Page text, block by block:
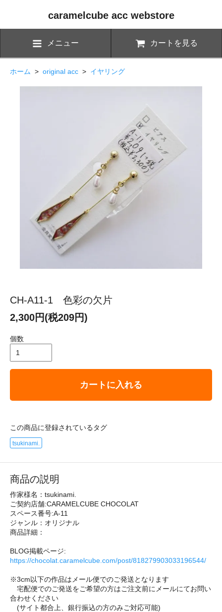
caramelcube acc webstore
メニュー カートを見る
ホーム > original acc > イヤリング
CH-A11-1 色彩の欠片
2,300円(税209円)
個数
カートに入れる
この商品に登録されているタグ
tsukinami.
商品の説明
作家様名：tsukinami.
ご契約店舗:CARAMELCUBE CHOCOLAT
スペース番号:A-11
ジャンル：オリジナル
商品詳細：
BLOG掲載ページ:
https://chocolat.caramelcube.com/post/818279903033196544/
※3cm以下の作品はメール便でのご発送となります
宅配便でのご発送をご希望の方はご注文前にメールにてお問い
合わせください
(サイト都合上、銀行振込の方のみご対応可能)